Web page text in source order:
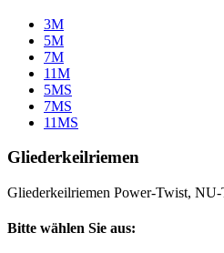
3M
5M
7M
11M
5MS
7MS
11MS
Gliederkeilriemen
Gliederkeilriemen Power-Twist,
Bitte wählen Sie aus: